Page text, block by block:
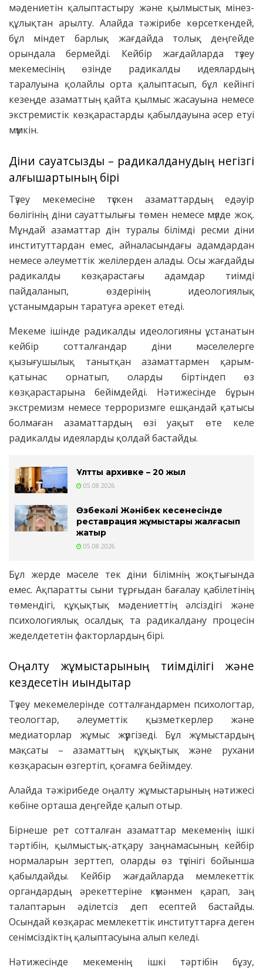
мәдениетін қалыптастыру және қылмыстық мінез-
құлықтан арылту. Алайда тәжірибе көрсеткендей,
бұл міндет барлық жағдайда толық деңгейде
орындала бермейді. Кейбір жағдайларда түзеу
мекемесінің өзінде радикалды идеялардың
таралуына қолайлы орта қалыптасып, бұл кейінгі
кезеңде азаматтың қайта қылмыс жасауына немесе
экстремистік көзқарастарды қабылдауына әсер етуі
мүмкін.
Діни сауатсыздық – радикалданудың негізгі
алғышартының бірі
Түзеу мекемесіне түскен азаматтардың едәуір
бөлігінің діни сауаттылығы төмен немесе мүлде жоқ.
Мұндай азаматтар дін туралы білімді ресми діни
институттардан емес, айналасындағы адамдардан
немесе әлеуметтік желілерден алады. Осы жағдайды
радикалды көзқарастағы адамдар тиімді
пайдаланып, өздерінің идеологиялық
ұстанымдарын таратуға әрекет етеді.
Мекеме ішінде радикалды идеологияны ұстанатын
кейбір сотталғандар діни мәселелерге
қызығушылық танытқан азаматтармен қарым-
қатынас орнатып, оларды біртіндеп өз
көзқарастарына бейімдейді. Нәтижесінде бұрын
экстремизм немесе терроризмге ешқандай қатысы
болмаған азаматтардың өзі уақыт өте келе
радикалды идеяларды қолдай бастайды.
Ұлттық архивке – 20 жыл
05.08.2026
Өзбекәлі Жәнібек кесенесінде
реставрация жұмыстары жалғасып
жатыр
05.08.2026
Бұл жерде мәселе тек діни білімнің жоқтығында
емес. Ақпаратты сыни тұрғыдан бағалау қабілетінің
төмендігі, құқықтық мәдениеттің әлсіздігі және
психологиялық осалдық та радикалдану процесін
жеделдететін факторлардың бірі.
Оңалту жұмыстарының тиімділігі және
кездесетін қиындықтар
Түзеу мекемелерінде сотталғандармен психологтар,
теологтар, әлеуметтік қызметкерлер және
медиаторлар жұмыс жүргізеді. Бұл жұмыстардың
мақсаты – азаматтың құқықтық және рухани
көзқарасын өзгертіп, қоғамға бейімдеу.
Алайда тәжірибеде оңалту жұмыстарының нәтижесі
көбіне орташа деңгейде қалып отыр.
Бірнеше рет сотталған азаматтар мекеменің ішкі
тәртібін, қылмыстық-атқару заңнамасының кейбір
нормаларын зерттеп, оларды өз түсінігі бойынша
қабылдайды. Кейбір жағдайларда мемлекеттік
органдардың әрекеттеріне күмәнмен қарап, заң
талаптарын әділетсіз деп есептей бастайды.
Осындай көзқарас мемлекеттік институттарға деген
сенімсіздіктің қалыптасуына алып келеді.
Нәтижесінде мекеменің ішкі тәртібін бұзу,